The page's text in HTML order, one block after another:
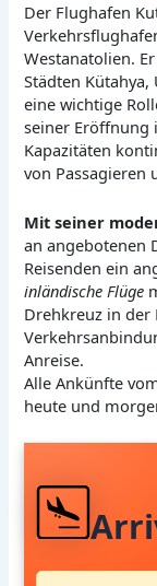
Der Flughafen
Westanatolien.
Städten
eine wichtige
seiner Eröffnung
Kapazitäten
von Passagieren
Mit seiner
an angebotenen
Reisenden ein
inländische Flüge
Drehkreuz in der
Anreise.
Alle Ankünfte
heute und